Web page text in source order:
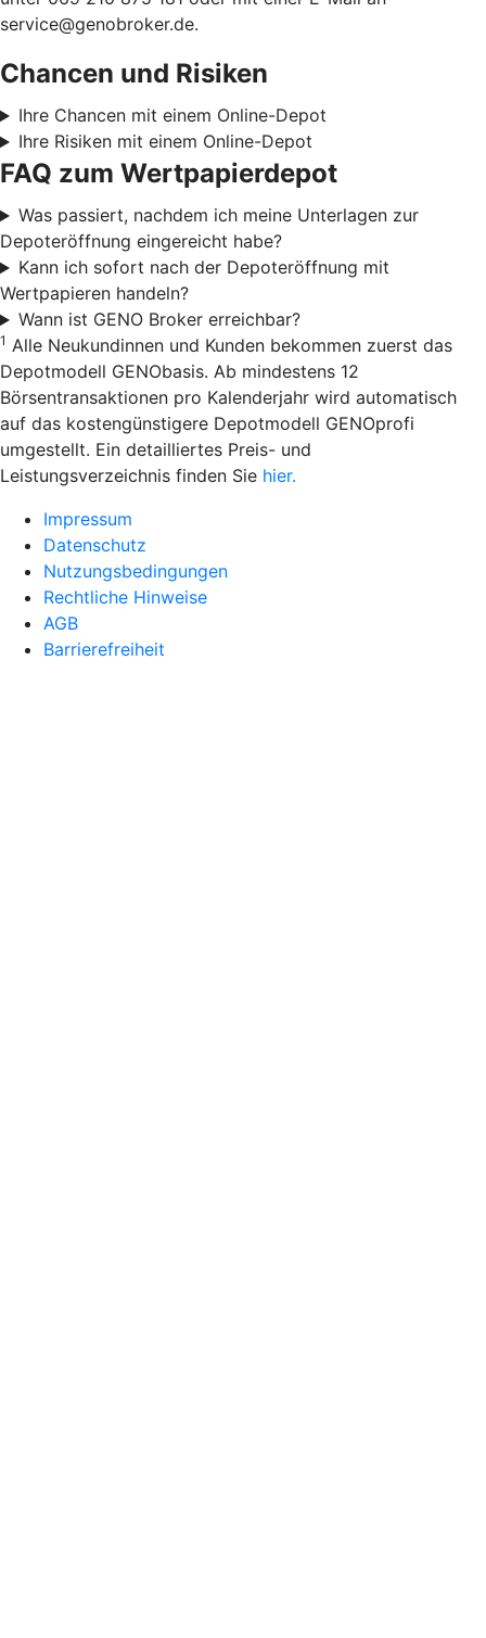
service@genobroker.de.
Chancen und Risiken
Ihre Chancen mit einem Online-Depot
Ihre Risiken mit einem Online-Depot
FAQ zum Wertpapierdepot
Was passiert, nachdem ich meine Unterlagen zur
Depoteröffnung eingereicht habe?
Kann ich sofort nach der Depoteröffnung mit
Wertpapieren handeln?
Wann ist GENO Broker erreichbar?
1 Alle Neukundinnen und Kunden bekommen zuerst das
Depotmodell GENObasis. Ab mindestens 12
Börsentransaktionen pro Kalenderjahr wird automatisch
auf das kostengünstigere Depotmodell GENOprofi
umgestellt. Ein detailliertes Preis- und
Leistungsverzeichnis finden Sie hier.
Impressum
Datenschutz
Nutzungsbedingungen
Rechtliche Hinweise
AGB
Barrierefreiheit